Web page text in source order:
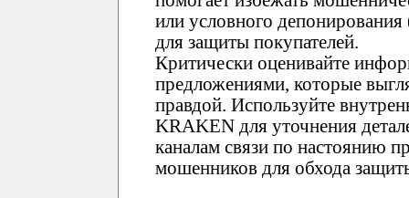
или условного
для защиты покупателей.
Критически оценивайте
предложениями, которые
правдой. Используйте
KRAKEN для уточнения
каналам связи по настоянию
мошенников для обхода